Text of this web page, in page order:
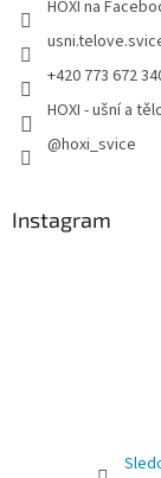
HOXI na
+420 773 672
HOXI - ušní a
@hoxi_svice
Instagram